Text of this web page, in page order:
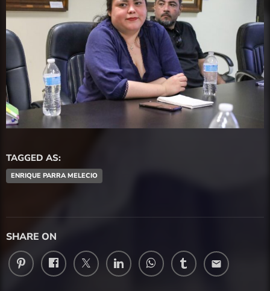
TAGGED AS:
ENRIQUE PARRA MELECIO
SHARE ON
email